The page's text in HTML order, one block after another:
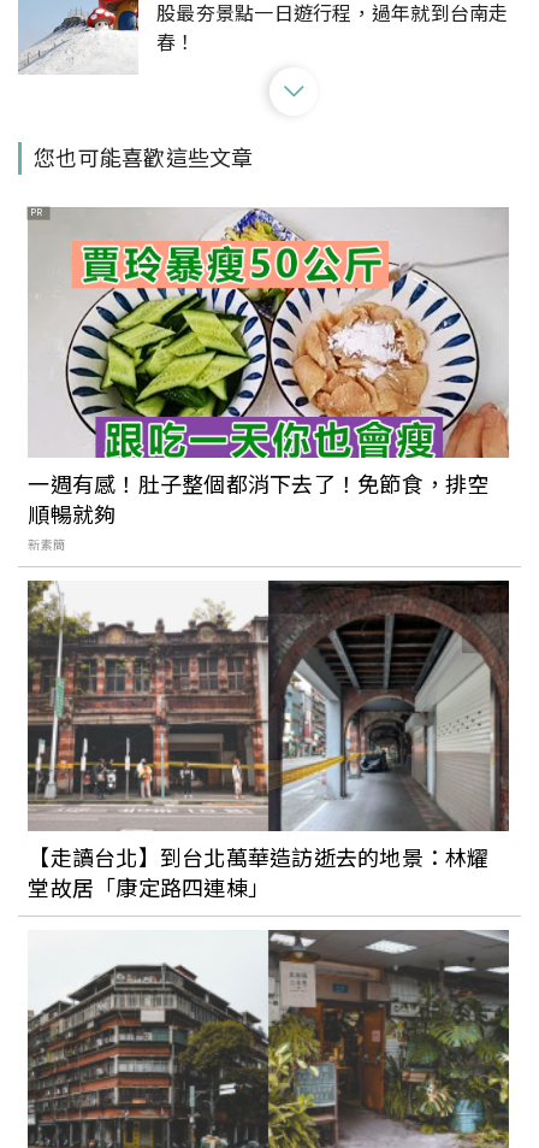
股最夯景點一日遊行程，過年就到台南走
春！
場！再加碼文青風美食甜品、打卡熱點，
週末晚上不知道能去哪？快來貓空邊約會
邊看大台北夜景，現在就收藏文山超值一
日遊行程！
大家都在這裡打卡！彰化人氣最高的公路
花園、文青景點、在地美食一次收！
最療癒的「沐心池」來了！PLUS山佳車站
周邊超夯一日遊行程，週末就到樹林慵懶
一下吧！
過年就到高雄走春吧！客家藝術、迷人花
海、在地秘境一次收藏，讓你美照拍不
完！
別再說雲林好無聊！百年古蹟、文青老
屋，還有休閒農場等你來體驗，兩天一夜
讓你玩得不亦樂乎！
您也可能喜歡這些文章
PR
一週有感！肚子整個都消下去了！免節食，排空
順暢就夠
新素簡
【走讀台北】到台北萬華造訪逝去的地景：林耀
堂故居「康定路四連棟」